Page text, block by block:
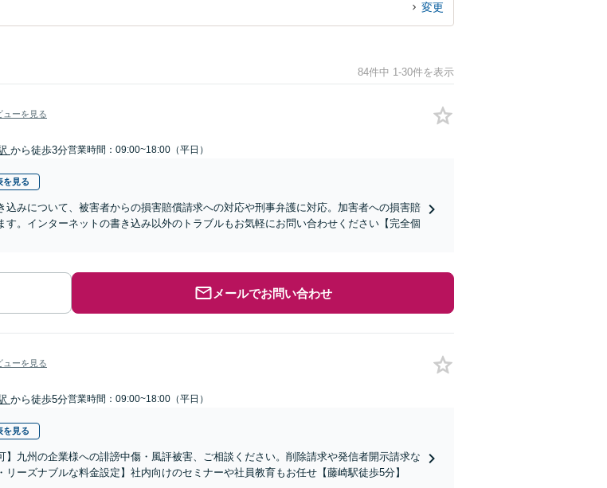
変更
84件中 1-30件を表示
ューを見る
から徒歩3分営業時間：09:00~18:00（平日）
を見る
込みについて、被害者からの損害賠償請求への対応や刑事弁護に対応。加害者への損害賠
す。インターネットの書き込み以外のトラブルもお気軽にお問い合わせください【完全個
メールでお問い合わせ
ューを見る
から徒歩5分営業時間：09:00~18:00（平日）
を見る
】九州の企業様への誹謗中傷・風評被害、ご相談ください。削除請求や発信者開示請求な
リーズナブルな料金設定】社内向けのセミナーや社員教育もお任せ【藤崎駅徒歩5分】